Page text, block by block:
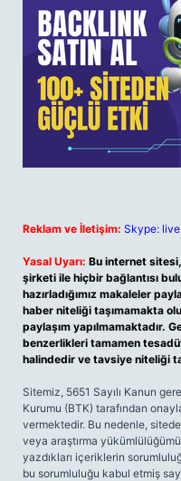
Reklam ve İletişim: Skype:
Yasal Uyarı: Bu internet
şirketi ile hiçbir bağlantısı
hazırladığımız makaleler
haber niteliği taşımamakta
paylaşım yapılmamaktadır.
benzerlikleri tamamen
halindedir ve tavsiye niteliği
Sitemiz, 5651 Sayılı Kanun
Kurumu (BTK) tarafından
vermektedir. Bu nedenle,
veya araştırma
yazdıkları içeriklerin
bu sorumluluğu kabul etmiş